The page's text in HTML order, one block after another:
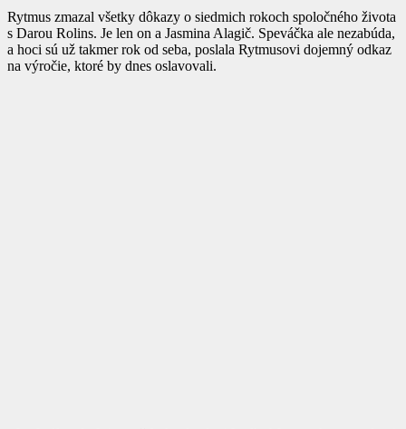
Rytmus zmazal všetky dôkazy o siedmich rokoch spoločného života
s Darou Rolins. Je len on a Jasmina Alagič. Speváčka ale nezabúda,
a hoci sú už takmer rok od seba, poslala Rytmusovi dojemný odkaz
na výročie, ktoré by dnes oslavovali.